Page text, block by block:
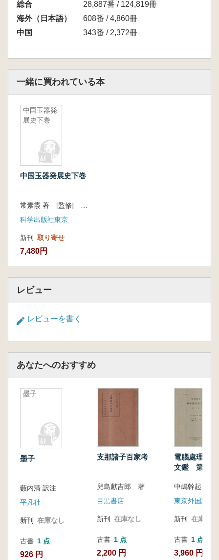
総合
28,887番 / 124,819冊
海外（日本語）
608番 / 4,860冊
中国
343番 / 2,372冊
一緒に買われている本
中国玉器発
展史下巻
中国玉器発展史下巻
科学出版社東京
新刊 取り寄せ
7,480円
レビュー
レビューを書く
あなたへのおすすめ
墨子
墨子
藪内清 訳注
平凡社
新刊 在庫なし
古書 1 点
926 円
支那諸子百家考
兒島獻吉郎 著
目黒書店
新刊 在庫なし
古書 1 点
2,200 円
電腦處理御
文鑑 第一冊
新刊 在庫なし
古書 1 点
3,960 円